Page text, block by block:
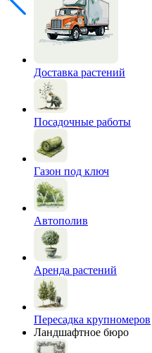
Доставка растений
Посадочные работы
Газон под ключ
Автополив
Аренда растений
Пересадка крупномеров
Ландшафтное бюро